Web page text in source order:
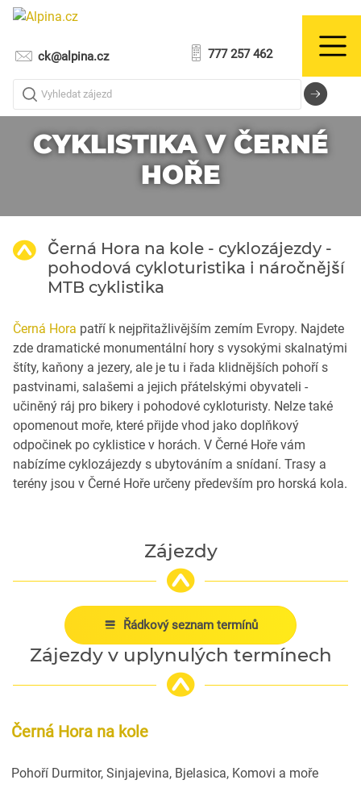
ck@alpina.cz 777 257 462
Vyhledat zájezd
CYKLISTIKA V ČERNÉ
HOŘE
Černá Hora na kole - cyklozájezdy -
pohodová cykloturistika i náročnější
MTB cyklistika
Černá Hora patří k nejpřitažlivějším zemím Evropy. Najdete
zde dramatické monumentální hory s vysokými skalnatými
štíty, kaňony a jezery, ale je tu i řada klidnějších pohoří s
pastvinami, salašemi a jejich přátelskými obyvateli -
učiněný ráj pro bikery i pohodové cykloturisty. Nelze také
opomenout moře, které přijde vhod jako doplňkový
odpočinek po cyklistice v horách. V Černé Hoře vám
nabízíme cyklozájezdy s ubytováním a snídaní. Trasy a
terény jsou v Černé Hoře určeny především pro horská kola.
Zájezdy
Řádkový seznam termínů
Zájezdy v uplynulých termínech
Černá Hora na kole
Pohoří Durmitor, Sinjajevina, Bjelasica, Komovi a moře